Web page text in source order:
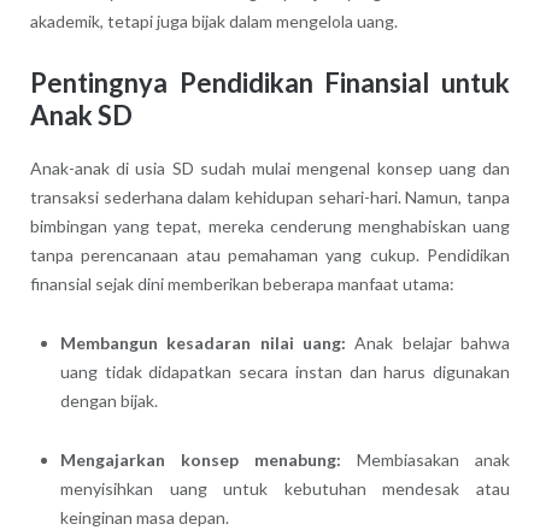
akademik, tetapi juga bijak dalam mengelola uang.
Pentingnya Pendidikan Finansial untuk
Anak SD
Anak-anak di usia SD sudah mulai mengenal konsep uang dan
transaksi sederhana dalam kehidupan sehari-hari. Namun, tanpa
bimbingan yang tepat, mereka cenderung menghabiskan uang
tanpa perencanaan atau pemahaman yang cukup. Pendidikan
finansial sejak dini memberikan beberapa manfaat utama:
Membangun kesadaran nilai uang: Anak belajar bahwa
uang tidak didapatkan secara instan dan harus digunakan
dengan bijak.
Mengajarkan konsep menabung: Membiasakan anak
menyisihkan uang untuk kebutuhan mendesak atau
keinginan masa depan.